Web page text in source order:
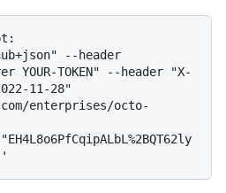
--header
YOUR-TOKEN" --header "X-
11-28"
enterprises/octo-